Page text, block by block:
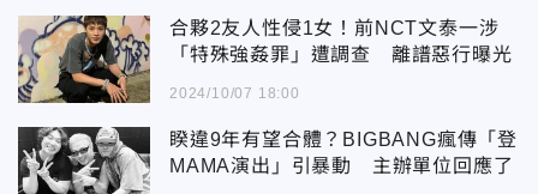
合夥2友人性侵1女！前NCT文泰一涉
「特殊強姦罪」遭調查 離譜惡行曝光
2024/10/07 18:00
睽違9年有望合體？BIGBANG瘋傳「登
MAMA演出」引暴動 主辦單位回應了